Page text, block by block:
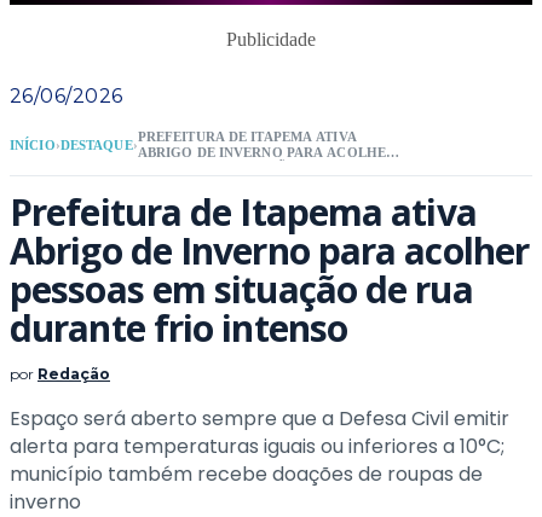
Publicidade
26/06/2026
INÍCIO›DESTAQUE›
PREFEITURA DE ITAPEMA ATIVA
ABRIGO DE INVERNO PARA ACOLHER
Prefeitura de Itapema ativa
Abrigo de Inverno para acolher
pessoas em situação de rua
durante frio intenso
por Redação
Espaço será aberto sempre que a Defesa Civil emitir
alerta para temperaturas iguais ou inferiores a 10°C;
município também recebe doações de roupas de
inverno